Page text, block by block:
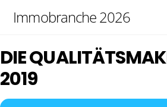
Immobranche 2026
DIE
2019